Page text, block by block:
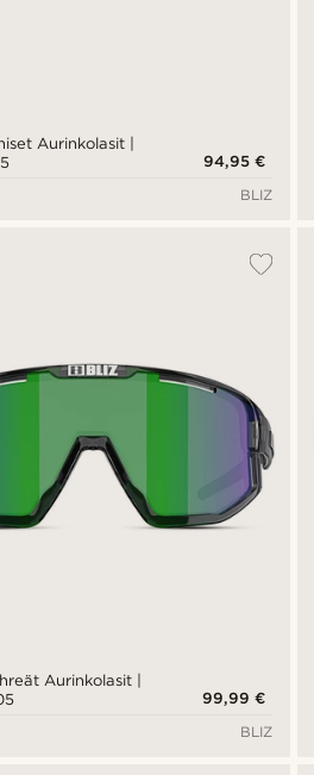
Aurinkolasit |
94,95 €
BLIZ
Aurinkolasit |
99,99 €
BLIZ